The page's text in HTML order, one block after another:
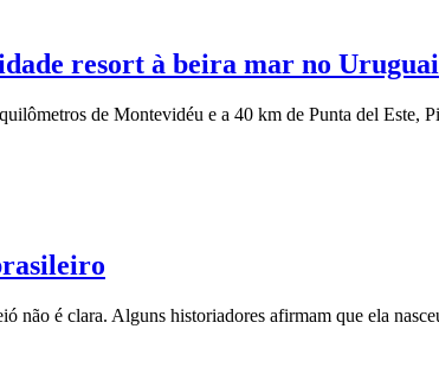
resort à beira mar no Uruguai
de Montevidéu e a 40 km de Punta del Este,
não é clara. Al­guns historiadores afirmam que ela